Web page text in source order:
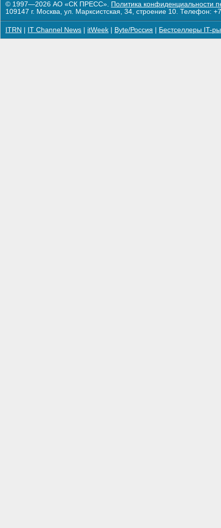
© 1997—2026 АО «СК ПРЕСС». Политика конфиденциальности
109147 г. Москва, ул. Марксистская, 34, строение 10. Телефон:
ITRN IT Channel News itWeek Byte/Россия Бестселлеры IT-